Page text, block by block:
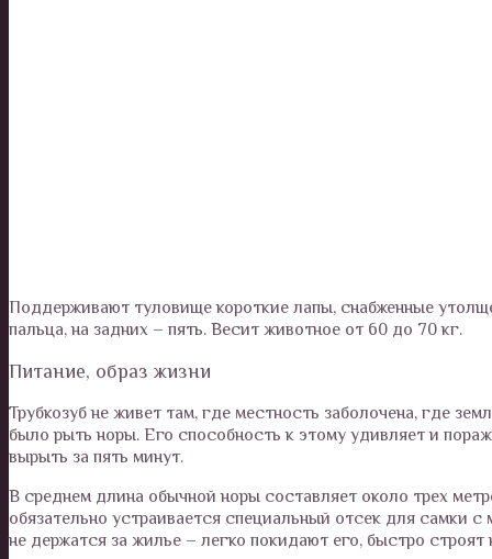
Поддерживают туловище короткие лапы, снабженные
пальца, на задних – пять. Весит животное от 60 до 70 кг.
Питание, образ жизни
Трубкозуб не живет там, где местность заболочена, где
было рыть норы. Его способность к этому удивляет и
вырыть за пять минут.
В среднем длина обычной норы составляет около трех
обязательно устраивается специальный отсек для самки
не держатся за жилье – легко покидают его, быстро